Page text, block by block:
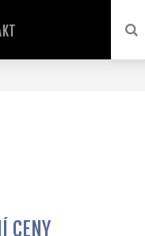
CENY